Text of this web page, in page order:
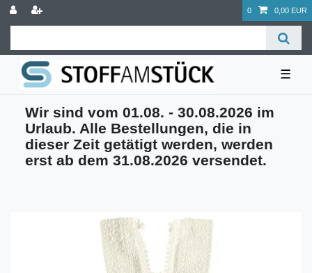
0 0,00 EUR
☰
Wir sind vom 01.08. - 30.08.2026 im
Urlaub. Alle Bestellungen, die in
dieser Zeit getätigt werden, werden
erst ab dem 31.08.2026 versendet.